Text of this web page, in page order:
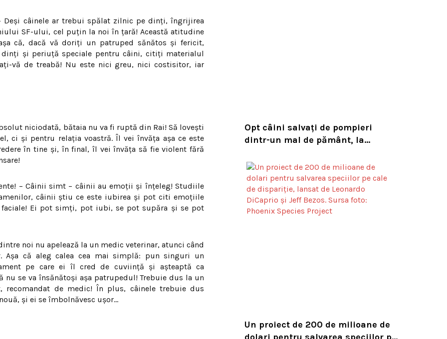
câinele ar trebui spălat zilnic pe dinţi, îngrijirea
SF-ului, cel puţin la noi în ţară! Această atitudine
că, dacă vă doriţi un patruped sănătos şi fericit,
şi periuţă speciale pentru câini, citiţi materialul
vă de treabă! Nu este nici greu, nici costisitor, iar
niciodată, bătaia nu va fi ruptă din Rai! Să loveşti
ci şi pentru relaţia voastră. Îl vei învăţa aşa ce este
în tine şi, în final, îl vei învăţa să fie violent fără
– Câinii simt – câinii au emoţii şi înţeleg! Studiile
câinii ştiu ce este iubirea şi pot citi emoţiile
Ei pot simţi, pot iubi, se pot supăra şi se pot
noi nu apelează la un medic veterinar, atunci când
Aşa că aleg calea cea mai simplă: pun singuri un
pe care ei îl cred de cuviinţă şi aşteaptă ca
se va însănătoşi aşa patrupedul! Trebuie dus la un
recomandat de medic! În plus, câinele trebuie dus
şi ei se îmbolnăvesc uşor…
Opt câini salvați de pompieri
dintr-un mal de pământ, la
în timpul unor lucrări VIDEO
Un proiect de 200 de milioane de